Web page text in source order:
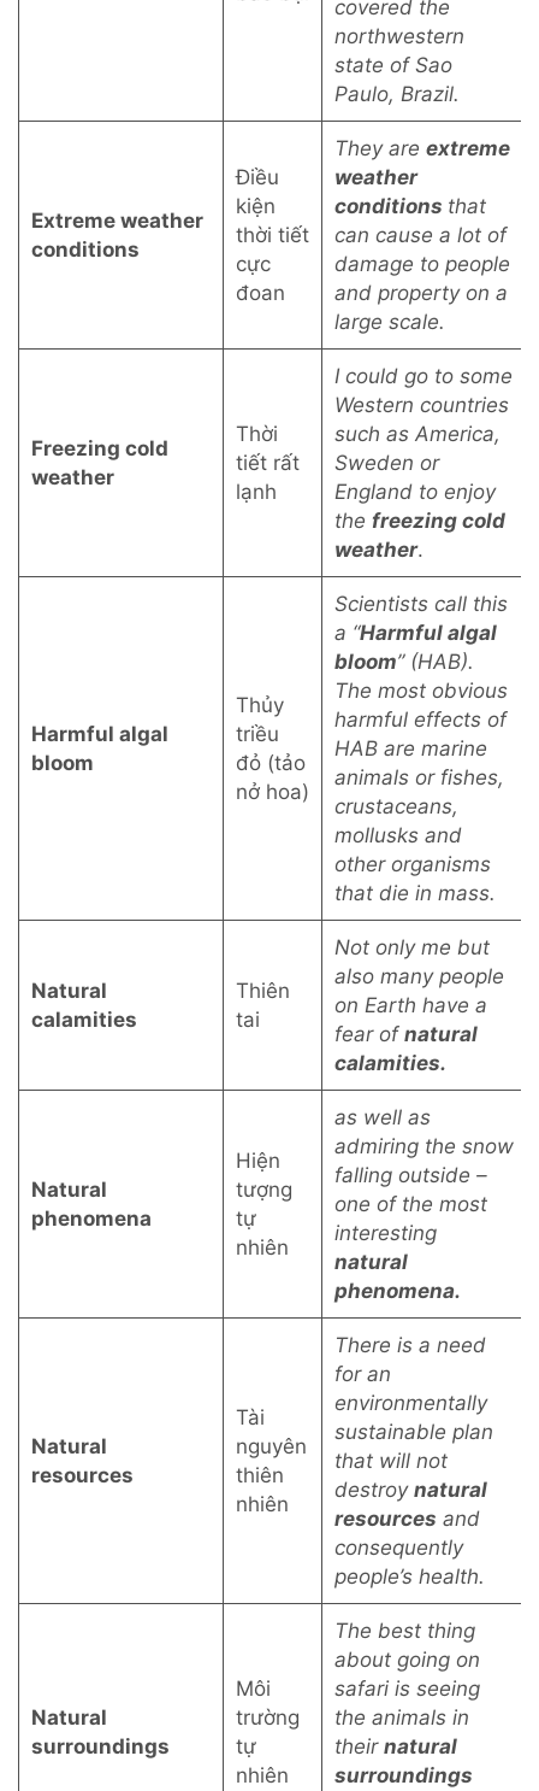
covered the
northwestern
state of Sao
Paulo, Brazil.
Extreme weather
conditions
Điều
kiện
thời tiết
cực
đoan
They are extreme
weather
conditions that
can cause a lot of
damage to people
and property on a
large scale.
Freezing cold
weather
Thời
tiết rất
lạnh
I could go to some
Western countries
such as America,
Sweden or
England to enjoy
the freezing cold
weather.
Harmful algal
bloom
Thủy
triều
đỏ (tảo
nở hoa)
Scientists call this
a “Harmful algal
bloom” (HAB).
The most obvious
harmful effects of
HAB are marine
animals or fishes,
crustaceans,
mollusks and
other organisms
that die in mass.
Natural
calamities
Thiên
tai
Not only me but
also many people
on Earth have a
fear of natural
calamities.
Natural
phenomena
Hiện
tượng
tự
nhiên
as well as
admiring the snow
falling outside –
one of the most
interesting
natural
phenomena.
Natural
resources
Tài
nguyên
thiên
nhiên
There is a need
for an
environmentally
sustainable plan
that will not
destroy natural
resources and
consequently
people’s health.
Natural
surroundings
Môi
trường
tự
nhiên
The best thing
about going on
safari is seeing
the animals in
their natural
surroundings